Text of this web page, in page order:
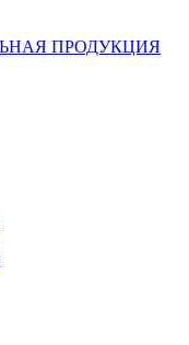
ПРОДУКЦИЯ